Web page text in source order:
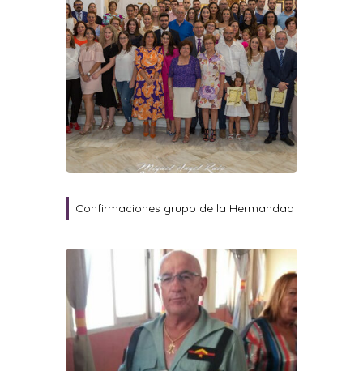
Confirmaciones grupo de la Hermandad